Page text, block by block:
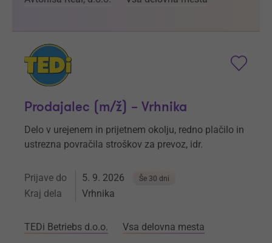
Prodajalec (m/ž) – Vrhnika
Delo v urejenem in prijetnem okolju, redno plačilo in
ustrezna povračila stroškov za prevoz, idr.
Prijave do 5. 9. 2026 Še 30 dni
Kraj dela Vrhnika
TEDi Betriebs d.o.o. Vsa delovna mesta